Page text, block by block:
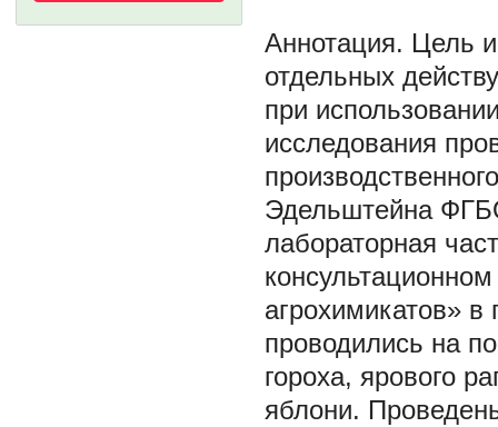
Цель
отдельных
при
исследования
Эдельштейна
лабораторная
агрохимикатов» в
проводились на
гороха, ярового
яблони.